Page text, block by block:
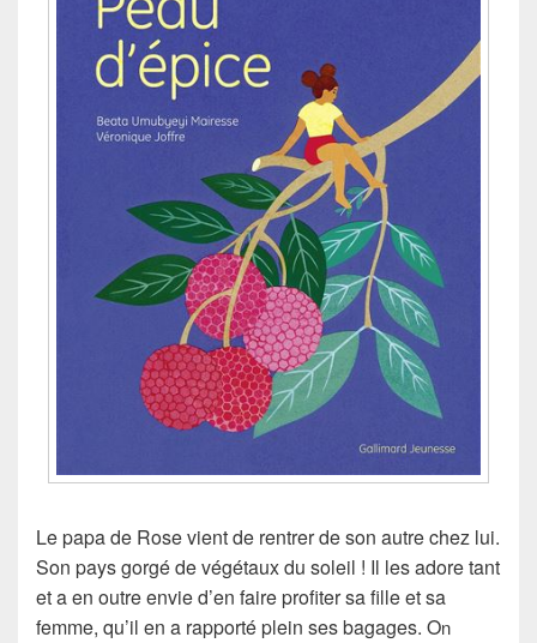
Le papa de Rose vient de rentrer de son autre chez lui.
Son pays gorgé de végétaux du soleil ! Il les adore tant
et a en outre envie d’en faire profiter sa fille et sa
femme, qu’il en a rapporté plein ses bagages. On